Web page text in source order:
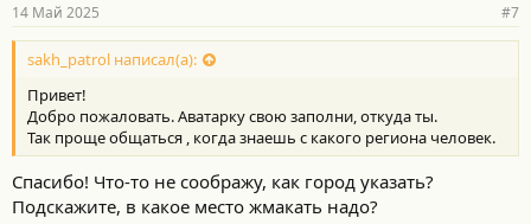
н
о
с
и
:
14 Май 2025 #7
sakh_patrol написал(а):
Привет!
Добро пожаловать. Аватарку свою заполни, откуда ты.
Так проще общаться , когда знаешь с какого региона человек.
Спасибо! Что-то не соображу, как город указать?
Подскажите, в какое место жмакать надо?